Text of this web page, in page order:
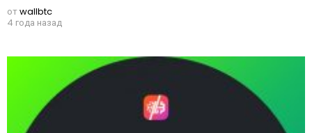
отwallbtc
4 года назад